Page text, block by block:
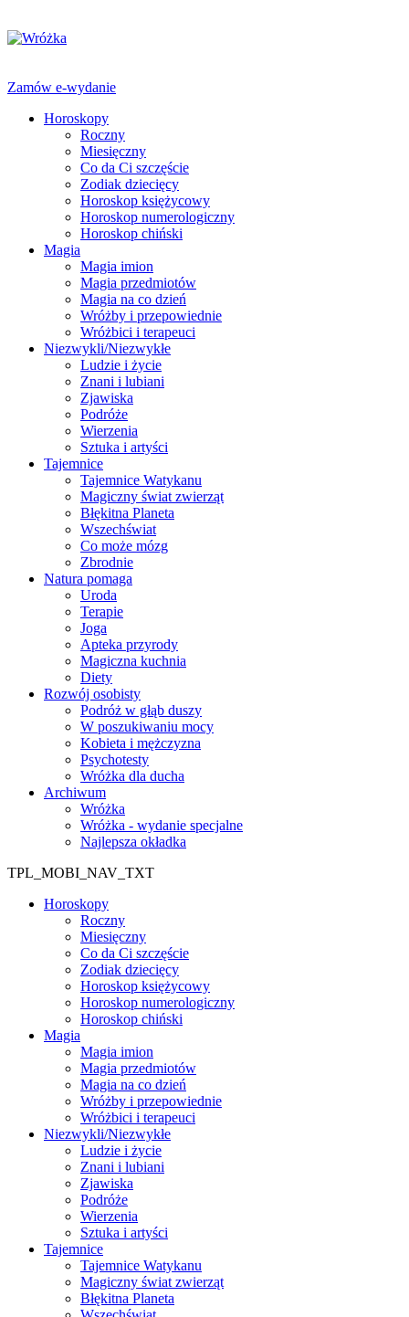
Zamów e-wydanie
Horoskopy
Roczny
Miesięczny
Co da Ci szczęście
Zodiak dziecięcy
Horoskop księżycowy
Horoskop numerologiczny
Horoskop chiński
Magia
Magia imion
Magia przedmiotów
Magia na co dzień
Wróżby i przepowiednie
Wróżbici i terapeuci
Niezwykli/Niezwykłe
Ludzie i życie
Znani i lubiani
Zjawiska
Podróże
Wierzenia
Sztuka i artyści
Tajemnice
Tajemnice Watykanu
Magiczny świat zwierząt
Błękitna Planeta
Wszechświat
Co może mózg
Zbrodnie
Natura pomaga
Uroda
Terapie
Joga
Apteka przyrody
Magiczna kuchnia
Diety
Rozwój osobisty
Podróż w głąb duszy
W poszukiwaniu mocy
Kobieta i mężczyzna
Psychotesty
Wróżka dla ducha
Archiwum
Wróżka
Wróżka - wydanie specjalne
Najlepsza okładka
TPL_MOBI_NAV_TXT
Horoskopy
Roczny
Miesięczny
Co da Ci szczęście
Zodiak dziecięcy
Horoskop księżycowy
Horoskop numerologiczny
Horoskop chiński
Magia
Magia imion
Magia przedmiotów
Magia na co dzień
Wróżby i przepowiednie
Wróżbici i terapeuci
Niezwykli/Niezwykłe
Ludzie i życie
Znani i lubiani
Zjawiska
Podróże
Wierzenia
Sztuka i artyści
Tajemnice
Tajemnice Watykanu
Magiczny świat zwierząt
Błękitna Planeta